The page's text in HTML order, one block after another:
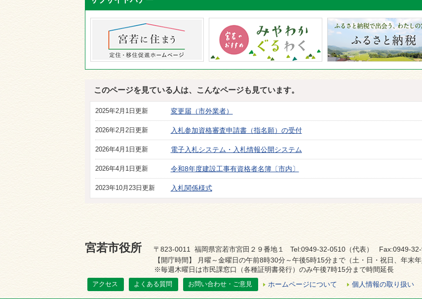
このページを見ている人は、こんなページも見ています。
2025年2月1日更新 変更届（市外業者）
2026年2月2日更新 入札参加資格審査申請書（指名願）の受付
2026年4月1日更新 電子入札システム・入札情報公開システム
2026年4月1日更新 令和8年度建設工事有資格者名簿〔市内〕
2023年10月23日更新 入札関係様式
宮若市役所
〒823-0011 福岡県宮若市宮田２９番地１ Tel:0949-32-0510（代表） Fax:0949-
【開庁時間】 月曜～金曜日の午前8時30分～午後5時15分まで（土・日・祝日、年末年
※毎週木曜日は市民課窓口（各種証明書発行）のみ午後7時15分まで時間延長
アクセス よくある質問 お問い合わせ・ご意見 ホームページについて 個人情報の取り扱い